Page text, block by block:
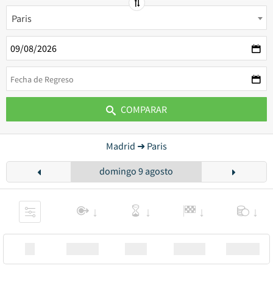
Paris
COMPARAR
Madrid ➜ Paris
domingo 9 agosto